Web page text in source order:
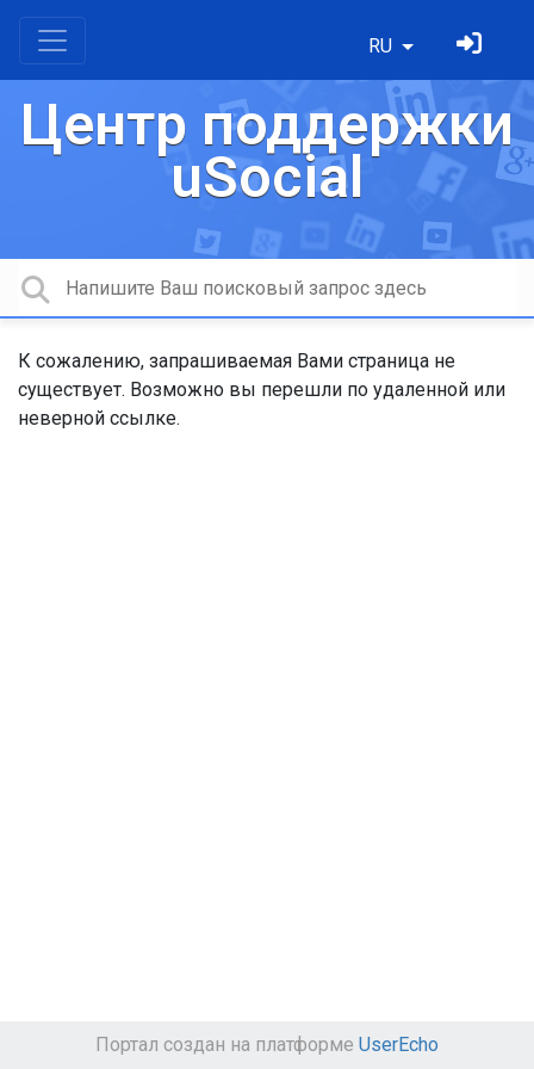
RU
Центр поддержки
uSocial
К сожалению, запрашиваемая Вами страница не
существует. Возможно вы перешли по удаленной или
неверной ссылке.
Портал создан на платформе UserEcho